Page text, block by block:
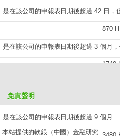
是在該公司的申報表日期後超過 42 日，
870
是在該公司的申報表日期後超過 3 個月
1740
是在該公司的申報表日期後超過 9 個月
免責聲明
本站提供的軟銀（中國）金融研究